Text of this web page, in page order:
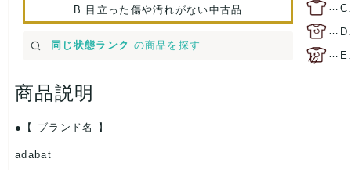
B.目立った傷や汚れがない中古品
同じ状態ランク の商品を探す
…
…
…
商品説明
【 ブランド名 】
adabat